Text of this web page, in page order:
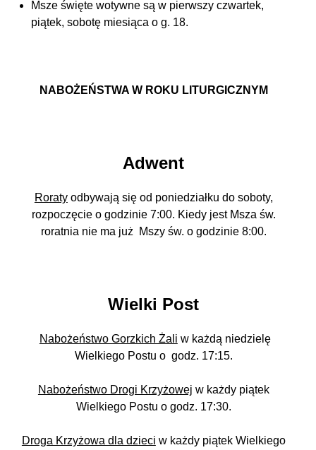
Msze święte wotywne są w pierwszy czwartek,
piątek, sobotę miesiąca o g. 18.
NABOŻEŃSTWA W ROKU LITURGICZNYM
Adwent
Roratyodbywają się od poniedziałku do soboty,
rozpoczęcie o godzinie 7:00. Kiedy jest Msza św.
roratnia nie ma już Mszy św. o godzinie 8:00.
Wielki Post
Nabożeństwo Gorzkich Żali w każdą niedzielę
Wielkiego Postu o godz. 17:15.
Nabożeństwo Drogi Krzyżowej w każdy piątek
Wielkiego Postu o godz. 17:30.
Droga Krzyżowa dla dzieci w każdy piątek Wielkiego